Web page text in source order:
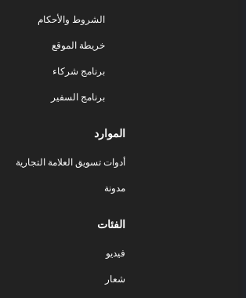
الشروط والأحكام
خريطة الموقع
برنامج شركاء
برنامج السفير
الموارد
أدوات تسويق العلامة التجارية
مدونة
الفئات
فيديو
شعار